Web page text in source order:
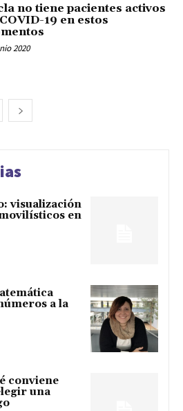
no tiene pacientes activos
19 en estos
2020
visualización
en
a la
conviene
una